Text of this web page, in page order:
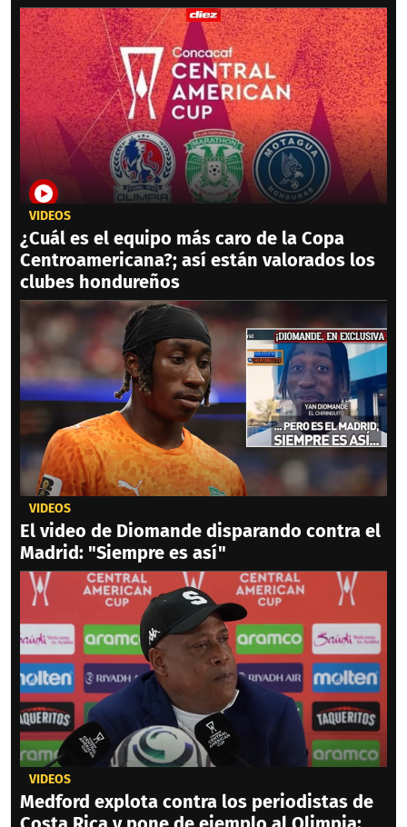
VIDEOS
¿Cuál es el equipo más caro de la Copa
Centroamericana?; así están valorados los
clubes hondureños
VIDEOS
El video de Diomande disparando contra el
Madrid: "Siempre es así"
VIDEOS
Medford explota contra los periodistas de